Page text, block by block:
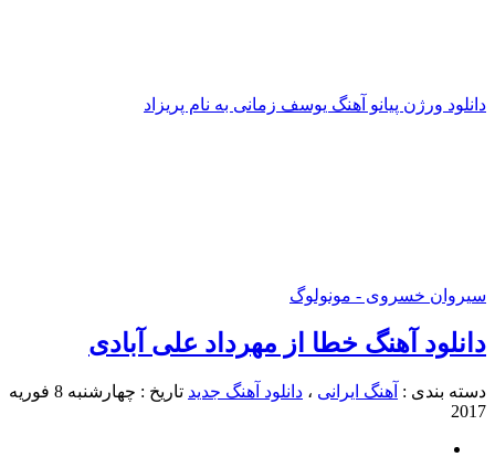
ورژن پیانو آهنگ یوسف زمانی به نام پریزاد
خسروی - مونولوگ
آهنگ خطا از مهرداد علی آبادی
بندی : آهنگ ایرانی، دانلود آهنگ جدید
تاریخ : چهارشنبه 8 فوریه